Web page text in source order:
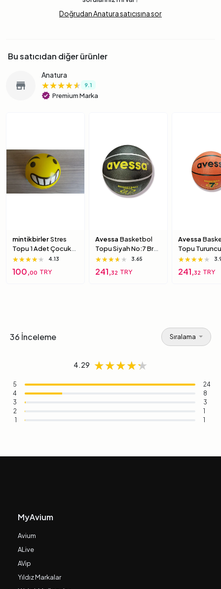
Doğrudan Anatura satıcısına sor
Bu satıcıdan diğer ürünler
store
Anatura
★★★★★
★★★★★
★★★★★ 9.1
verified Premium Marka
mintikbirlerStres
Topu 1 Adet Çocuk
Için Yumuşak
Süngerimsi Içi Dolu
Top 6 Numara
★★★★★
★★★★★
★★★★★ 4.13
100,00 TRY
Avessa Basketbol
Topu Siyah No:7 Brc-
7 7 Numara
★★★★★
★★★★★
★★★★★ 3.65
241,32 TRY
Avessa
Topu
Brc-7 5
★★★★★
★★★★★
★★★★★
241,32 TRY
36 İnceleme Sıralama
4.29 ★★★★★
★★★★★
★★★★★
5
24
4
8
3
3
2
1
1
1
MyAvium
Avium
ALive
AVip
Yıldız Markalar